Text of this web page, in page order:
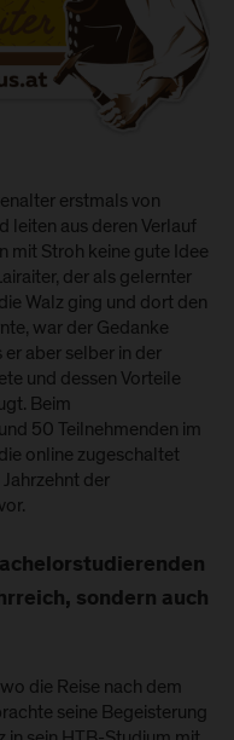
erstmals von
leiten aus deren Verlauf
mit Stroh keine gute Idee
der als gelernter
Walz ging und dort den
war der Gedanke
aber selber in der
und dessen Vorteile
Beim
50 Teilnehmenden im
online zugeschaltet
der
sondern auch
die Reise nach dem
seine Begeisterung